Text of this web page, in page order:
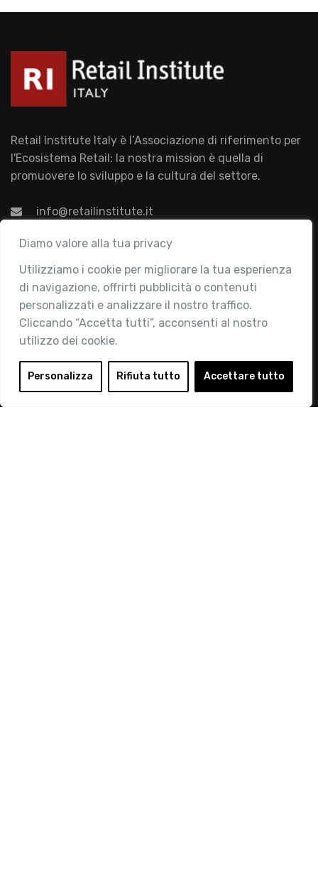
Diamo valore alla tua privacy
Utilizziamo i cookie per migliorare la tua esperienza
di navigazione, offrirti pubblicità o contenuti
personalizzati e analizzare il nostro traffico.
Cliccando “Accetta tutti”, acconsenti al nostro
utilizzo dei cookie.
Personalizza Rifiuta tutto Accettare tutto
Retail Institute Italy è l’Associazione di riferimento per
l'Ecosistema Retail: la nostra mission è quella di
promuovere lo sviluppo e la cultura del settore.
info@retailinstitute.it
Associazione
Chi siamo
Attività
Contatti
Area Riservata
Login
Diventa Socio